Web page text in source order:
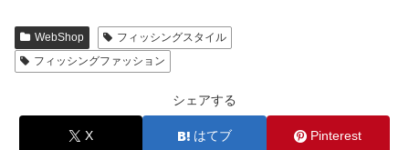
WebShop
フィッシングスタイル
フィッシングファッション
シェアする
X はてブ Pinterest